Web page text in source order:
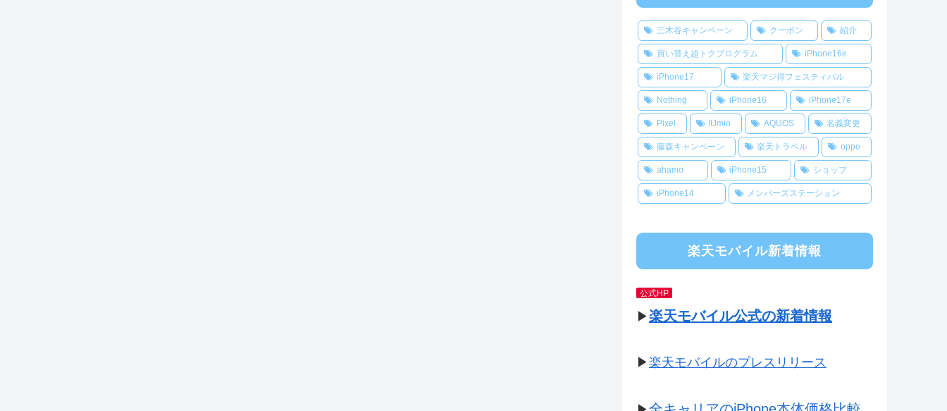
三木谷キャンペーン クーポン 紹介
買い替え超トクプログラム iPhone16e
iPhone17 楽天マジ得フェスティバル
Nothing iPhone16 iPhone17e
Pixel IIJmio AQUOS 名義変更
藤森キャンペーン 楽天トラベル oppo
ahamo iPhone15 ショップ
iPhone14 メンバーズステーション
楽天モバイル新着情報
公式HP
▶楽天モバイル公式の新着情報
▶楽天モバイルのプレスリリース